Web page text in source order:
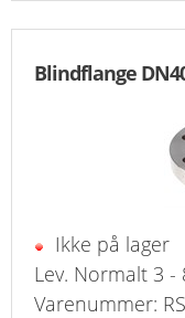
Blindflange
Ikke på lager
Lev. Normalt 3 -
Varenummer: